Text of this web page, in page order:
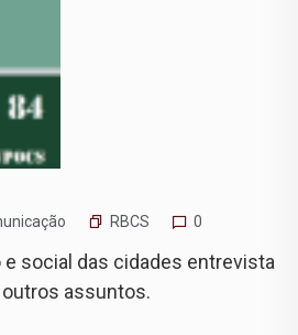
RBCS 0
social das cidades entrevista
outros assuntos.